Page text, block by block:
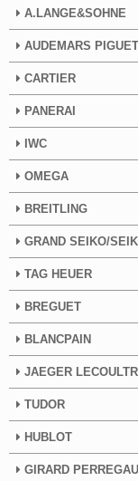
A.LANGE&SOHNE
AUDEMARS PIGUET
CARTIER
PANERAI
IWC
OMEGA
BREITLING
GRAND SEIKO/
TAG HEUER
BREGUET
BLANCPAIN
JAEGER
TUDOR
HUBLOT
GIRARD